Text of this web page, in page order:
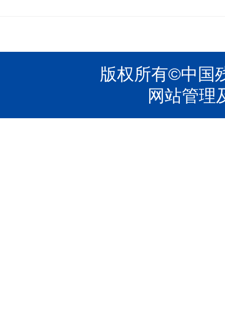
版权所有©中国
网站管理